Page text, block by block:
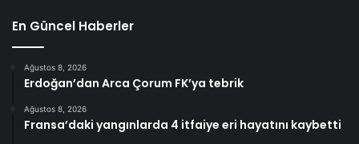
En Güncel Haberler
Ağustos 8, 2026
Erdoğan’dan Arca Çorum FK’ya tebrik
Ağustos 8, 2026
Fransa’daki yangınlarda 4 itfaiye eri hayatını kaybetti